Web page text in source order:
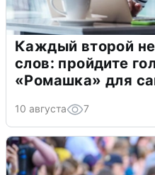
Каждый второй не
слов: пройдите
«Ромашка» для
10 августа 7